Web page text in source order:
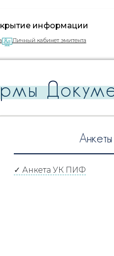
информации
Личный кабинет эмитента
Анкеты
✓ Анкета УК ПИФ